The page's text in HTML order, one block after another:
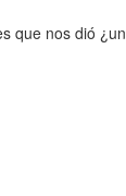
que nos dió ¿un